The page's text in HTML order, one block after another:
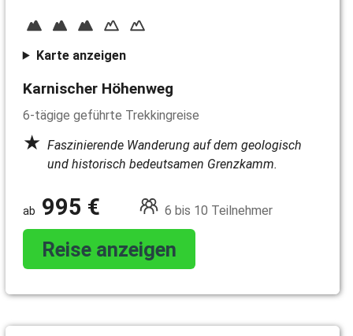
Karte anzeigen
Karnischer Höhenweg
6-tägige geführte Trekkingreise
Faszinierende Wanderung auf dem geologisch
und historisch bedeutsamen Grenzkamm.
995 € 6 bis 10 Teilnehmer
Reise anzeigen